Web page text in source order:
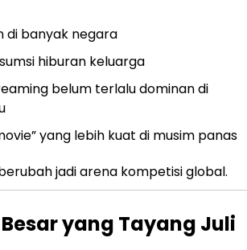
di banyak negara
hiburan keluarga
belum terlalu dominan di
yang lebih kuat di musim panas
jadi arena kompetisi global.
yang Tayang Juli